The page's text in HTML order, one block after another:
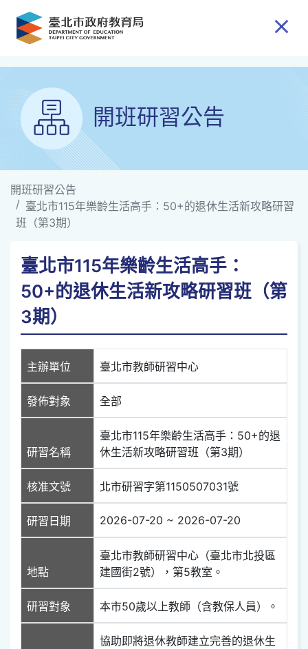
跳到主要內容
開班研習公告
開班研習公告
臺北市115年樂齡生活高手：50+的退休生活新攻略研習
班（第3期）
臺北市115年樂齡生活高手：
50+的退休生活新攻略研習班（第
3期）
主辦單位 臺北市教師研習中心
發佈對象 全部
研習名稱
臺北市115年樂齡生活高手：50+的退
休生活新攻略研習班（第3期）
核准文號 北市研習字第1150507031號
研習日期 2026-07-20 ~ 2026-07-20
地點
臺北市教師研習中心（臺北市北投區
建國街2號），第5教室。
研習對象 本市50歲以上教師（含教保人員）。
協助即將退休教師建立完善的退休生